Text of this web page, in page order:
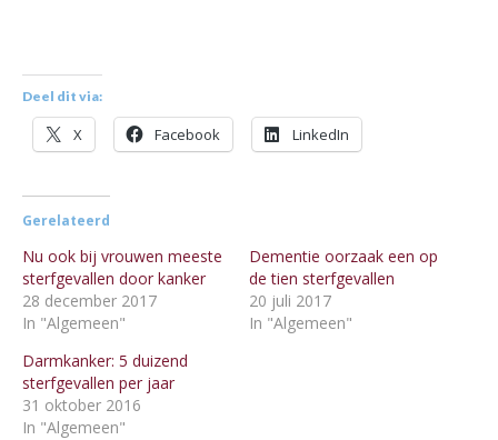
Deel dit via:
X Facebook LinkedIn
Gerelateerd
Nu ook bij vrouwen meeste
sterfgevallen door kanker
28 december 2017
In "Algemeen"
Dementie oorzaak een op
de tien sterfgevallen
20 juli 2017
In "Algemeen"
Darmkanker: 5 duizend
sterfgevallen per jaar
31 oktober 2016
In "Algemeen"